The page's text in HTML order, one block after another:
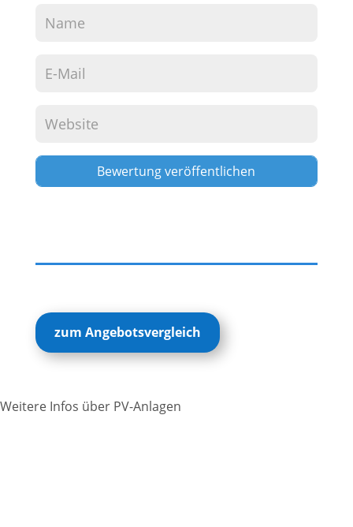
zum Angebotsvergleich
Weitere Infos über PV-Anlagen